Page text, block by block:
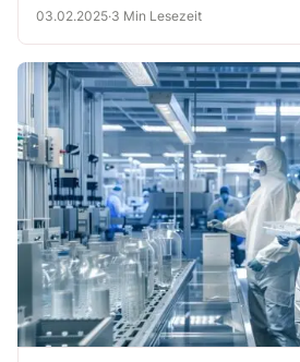
03.02.2025·3 Min Lesezeit